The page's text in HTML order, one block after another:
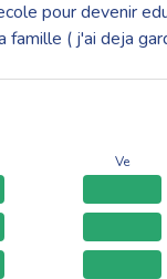
pour devenir
( j'ai deja
Ve